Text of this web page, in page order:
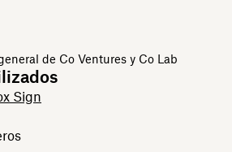
de Co Ventures y Co Lab
Sign